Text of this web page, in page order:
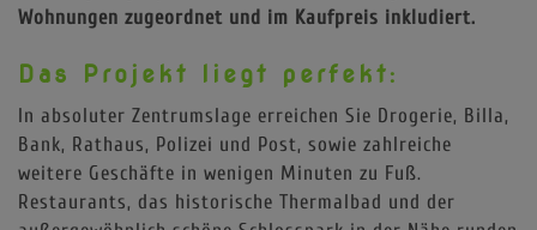
Wohnungen zugeordnet und im Kaufpreis inkludiert.
Das Projekt liegt perfekt:
In absoluter Zentrumslage erreichen Sie Drogerie, Billa,
Bank, Rathaus, Polizei und Post, sowie zahlreiche
weitere Geschäfte in wenigen Minuten zu Fuß.
Restaurants, das historische Thermalbad und der